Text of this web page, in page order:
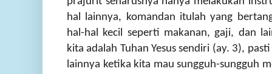
hal lainnya, komandan itulah yang
hal-hal kecil seperti makanan, gaji, dan
kita adalah Tuhan Yesus sendiri (ay. 3),
lainnya ketika kita mau sungguh-sungguh